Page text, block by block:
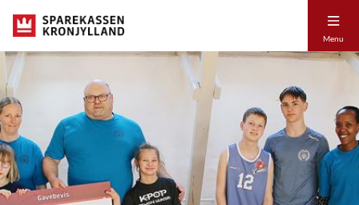
Menu